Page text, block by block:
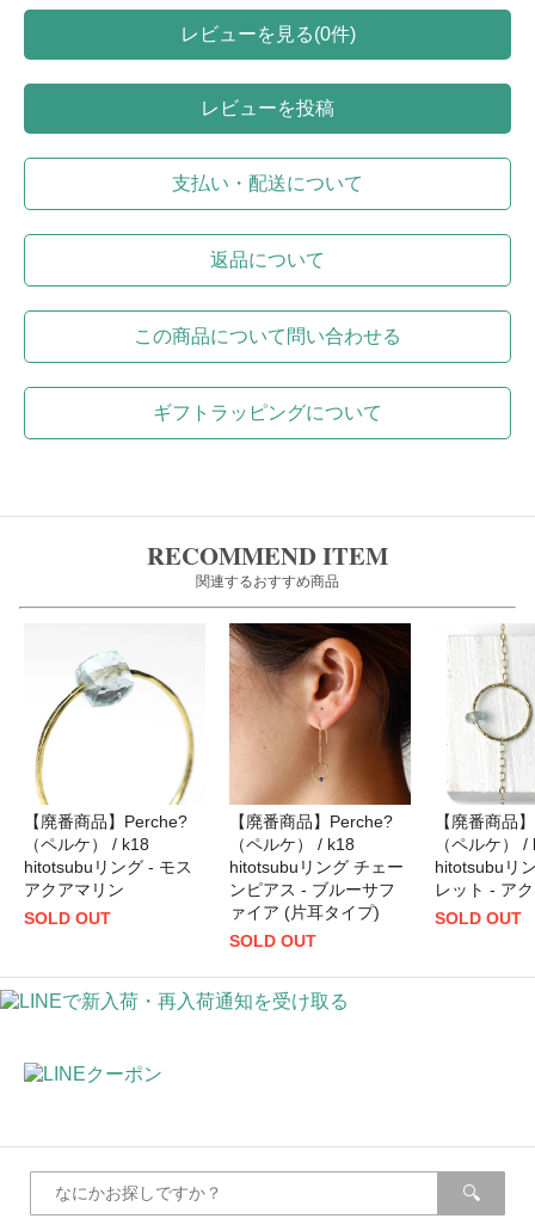
レビューを見る(0件)
レビューを投稿
支払い・配送について
返品について
この商品について問い合わせる
ギフトラッピングについて
RECOMMEND ITEM
関連するおすすめ商品
【廃番商品】Perche?
（ペルケ） / k18
hitotsubuリング - モス
アクアマリン
SOLD OUT
【廃番商品】Perche?
（ペルケ） / k18
hitotsubuリング チェー
ンピアス - ブルーサフ
ァイア (片耳タイプ)
SOLD OUT
【廃番商品
（ペルケ） /
hitotsubuリ
レット - ア
SOLD OUT